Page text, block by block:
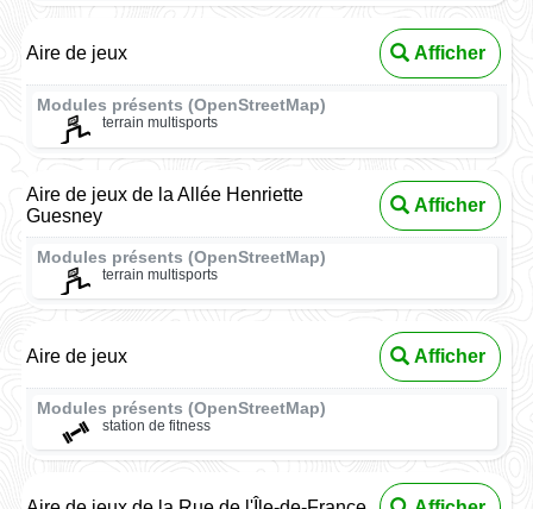
Aire de jeux Afficher
Modules présents (OpenStreetMap)
terrain multisports
Aire de jeux de la Allée Henriette
Guesney
Afficher
Modules présents (OpenStreetMap)
terrain multisports
Aire de jeux Afficher
Modules présents (OpenStreetMap)
station de fitness